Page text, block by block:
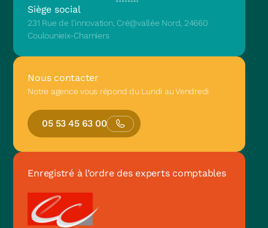
Siège social
231 Rue de l'innovation, Cré@vallée Nord, 24660
Coulounieix-Chamiers
Nous contacter
Notre agence vous répond du Lundi au Vendredi
05 53 45 63 00
Enregistré à l’ordre des experts comptables